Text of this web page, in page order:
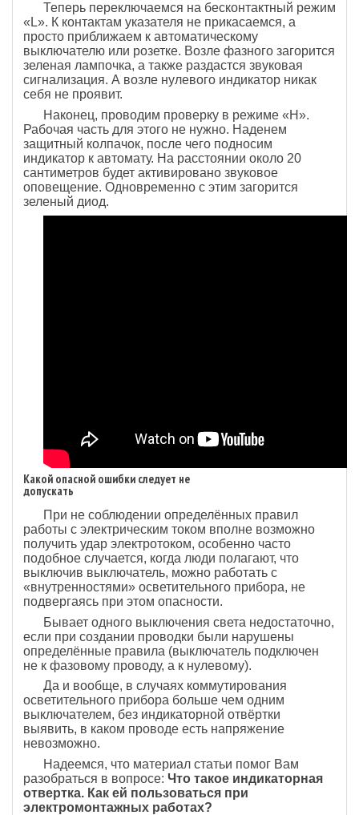
Теперь переключаемся на бесконтактный режим
«L». К контактам указателя не прикасаемся, а
просто приближаем к автоматическому
выключателю или розетке. Возле фазного загорится
зеленая лампочка, а также раздастся звуковая
сигнализация. А возле нулевого индикатор никак
себя не проявит.
Наконец, проводим проверку в режиме «Н».
Рабочая часть для этого не нужно. Наденем
защитный колпачок, после чего подносим
индикатор к автомату. На расстоянии около 20
сантиметров будет активировано звуковое
оповещение. Одновременно с этим загорится
зеленый диод.
Какой опасной ошибки следует не
допускать
При не соблюдении определённых правил
работы с электрическим током вполне возможно
получить удар электротоком, особенно часто
подобное случается, когда люди полагают, что
выключив выключатель, можно работать с
«внутренностями» осветительного прибора, не
подвергаясь при этом опасности.
Бывает одного выключения света недостаточно,
если при создании проводки были нарушены
определённые правила (выключатель подключен
не к фазовому проводу, а к нулевому).
Да и вообще, в случаях коммутирования
осветительного прибора больше чем одним
выключателем, без индикаторной отвёртки
выявить, в каком проводе есть напряжение
невозможно.
Надеемся, что материал статьи помог Вам
разобраться в вопросе: Что такое индикаторная
отвертка. Как ей пользоваться при
электромонтажных работах?